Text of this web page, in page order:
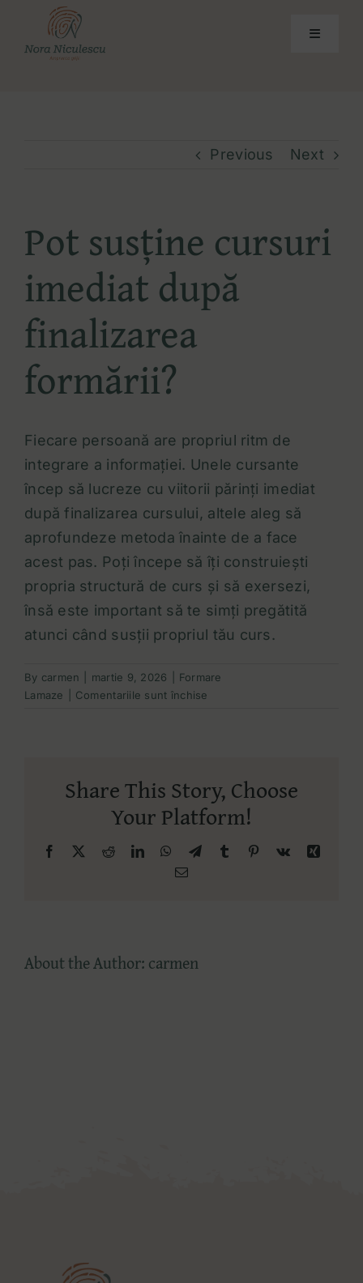
content
Toggle
Contact
Previous Next
Pot susține cursuri
imediat după
finalizarea
formării?
Fiecare persoană are propriul ritm de
integrare a informației. Unele cursante
încep să lucreze cu viitorii părinți imediat
după finalizarea cursului, altele aleg să
aprofundeze metoda înainte de a face
acest pas. Poți începe să îți construiești
propria structură de curs și să exersezi,
însă este important să te simți pregătită
atunci când susții propriul tău curs.
By carmen martie 9, 2026
Formare
Lamaze
Comentariile sunt închise
finalizarea
formării?
Share This Story, Choose
Your Platform!
Facebook RedditLinkedInWhatsApp
TelegramTumblr Pinterest
Vk
Xing
Email
About the Author: carmen